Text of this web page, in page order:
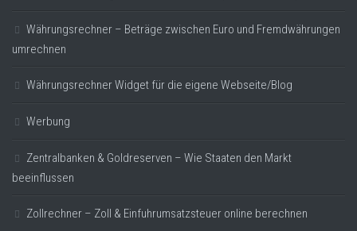
Währungsrechner – Beträge zwischen Euro und Fremdwährungen
umrechnen
Währungsrechner Widget für die eigene Webseite/Blog
Werbung
Zentralbanken & Goldreserven – Wie Staaten den Markt
beeinflussen
Zollrechner – Zoll & Einfuhrumsatzsteuer online berechnen